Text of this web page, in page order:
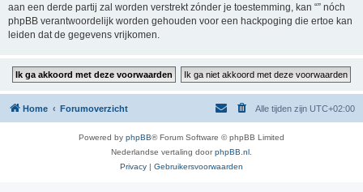
aan een derde partij zal worden verstrekt zónder je toestemming, kan “” nóch
phpBB verantwoordelijk worden gehouden voor een hackpoging die ertoe kan
leiden dat de gegevens vrijkomen.
Home Forumoverzicht Alle tijden zijn UTC+02:00
Powered by phpBB® Forum Software © phpBB Limited
Nederlandse vertaling doorphpBB.nl
Privacy | Gebruikersvoorwaarden